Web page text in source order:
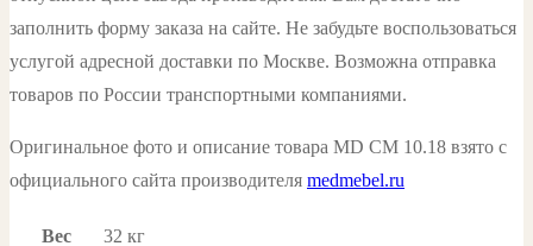
заполнить форму заказа на сайте. Не забудьте воспользоваться
услугой адресной доставки по Москве. Возможна отправка
товаров по России транспортными компаниями.
Оригинальное фото и описание товара MD СМ 10.18 взято с
официального сайта производителя medmebel.ru
Вес
32 кг